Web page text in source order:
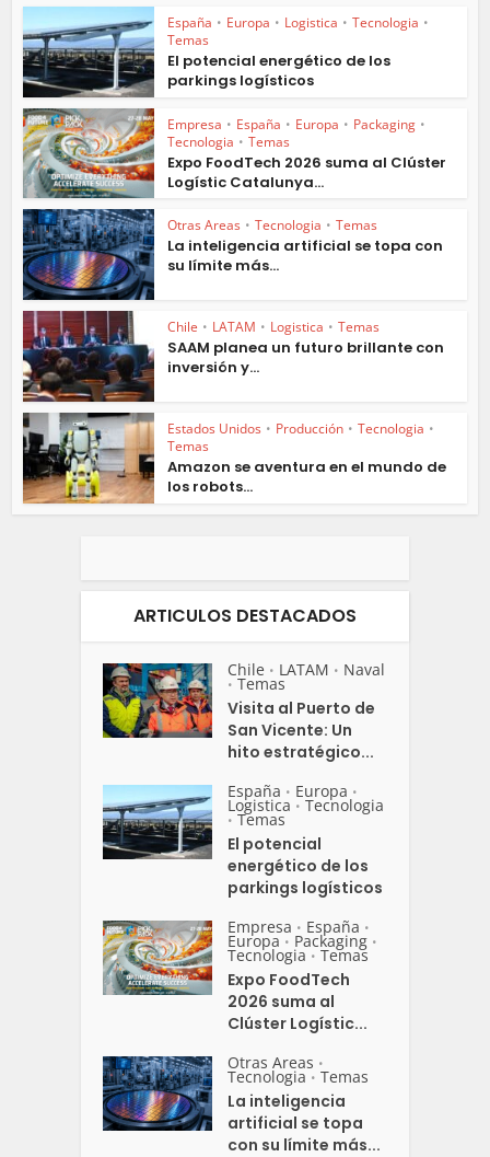
España • Europa • Logistica • Tecnologia •
Temas
El potencial energético de los
parkings logísticos
Empresa • España • Europa • Packaging •
Tecnologia • Temas
Expo FoodTech 2026 suma al Clúster
Logístic Catalunya...
Otras Areas • Tecnologia • Temas
La inteligencia artificial se topa con
su límite más...
Chile • LATAM • Logistica • Temas
SAAM planea un futuro brillante con
inversión y...
Estados Unidos • Producción • Tecnologia •
Temas
Amazon se aventura en el mundo de
los robots...
ARTICULOS DESTACADOS
Chile • LATAM • Naval
• Temas
Visita al Puerto de
San Vicente: Un
hito estratégico...
España • Europa •
Logistica • Tecnologia
• Temas
El potencial
energético de los
parkings logísticos
Empresa • España •
Europa • Packaging •
Tecnologia • Temas
Expo FoodTech
2026 suma al
Clúster Logístic...
Otras Areas •
Tecnologia • Temas
La inteligencia
artificial se topa
con su límite más...